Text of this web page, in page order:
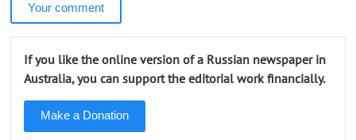
Your comment
If you like the online version of a Russian newspaper in
Australia, you can support the editorial work financially.
Make a Donation